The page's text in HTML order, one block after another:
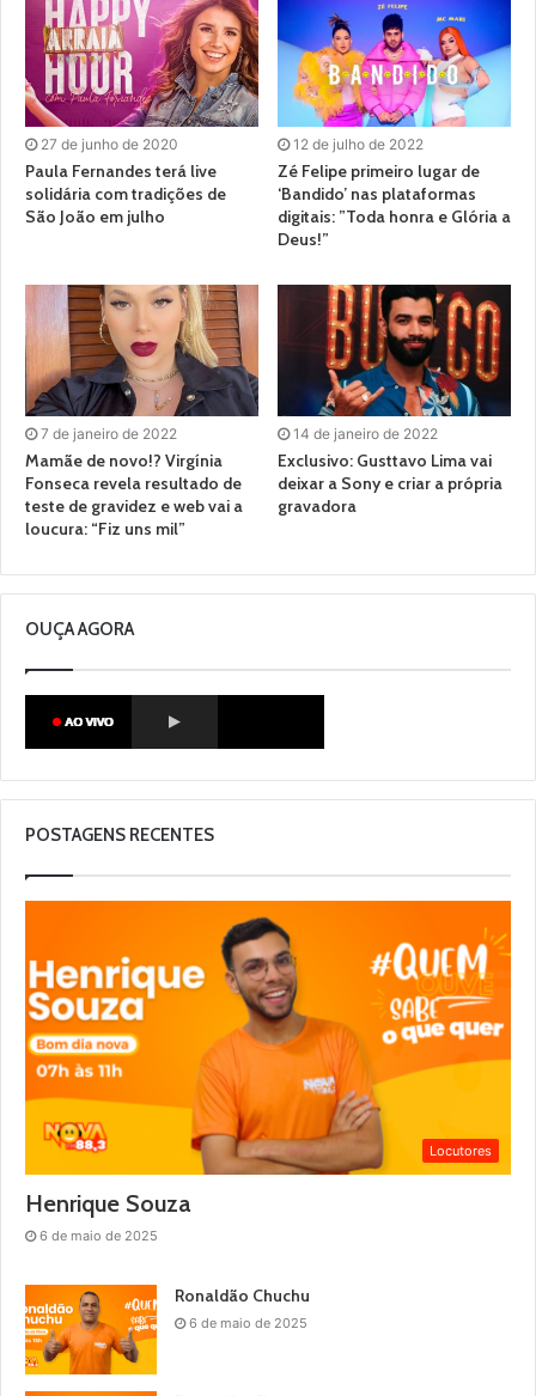
27 de junho de 2020
Paula Fernandes terá live
solidária com tradições de
São João em julho
12 de julho de 2022
Zé Felipe primeiro lugar de
‘Bandido’ nas plataformas
digitais: ”Toda honra e Glória a
Deus!”
7 de janeiro de 2022
Mamãe de novo!? Virgínia
Fonseca revela resultado de
teste de gravidez e web vai a
loucura: “Fiz uns mil”
14 de janeiro de 2022
Exclusivo: Gusttavo Lima vai
deixar a Sony e criar a própria
gravadora
OUÇA AGORA
POSTAGENS RECENTES
Locutores
Henrique Souza
6 de maio de 2025
Ronaldão Chuchu
6 de maio de 2025